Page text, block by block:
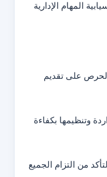
المهام الإدارية
على تقديم
وتنظيمها بكفاءة
من التزام الجميع